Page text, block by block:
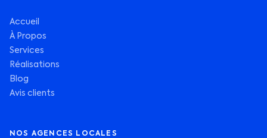
Accueil
À Propos
Services
Réalisations
Blog
Avis clients
NOS AGENCES LOCALES